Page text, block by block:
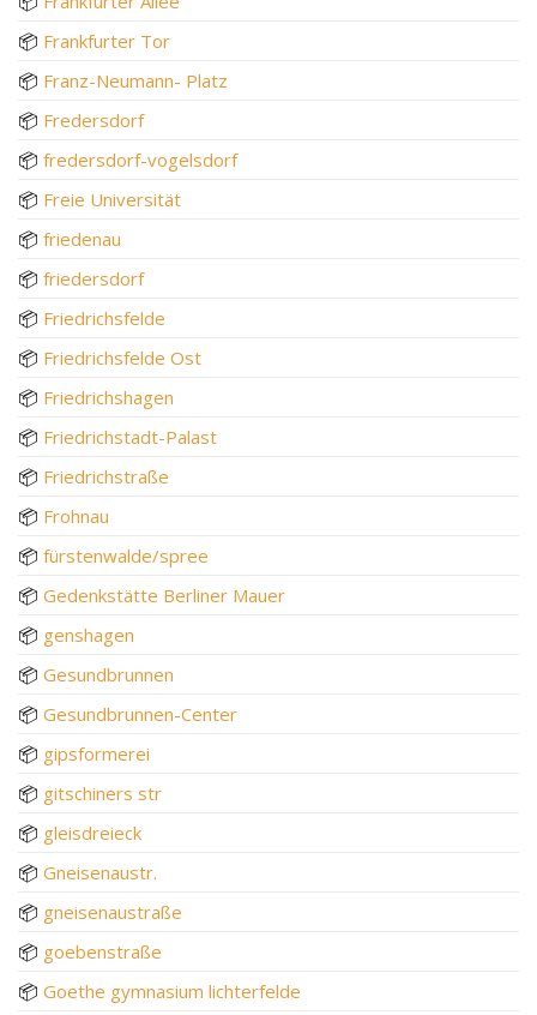
📦 Frankfurter Tor
📦 Franz-Neumann- Platz
📦 Fredersdorf
📦 fredersdorf-vogelsdorf
📦 Freie Universität
📦 friedenau
📦 friedersdorf
📦 Friedrichsfelde
📦 Friedrichsfelde Ost
📦 Friedrichshagen
📦 Friedrichstadt-Palast
📦 Friedrichstraße
📦 Frohnau
📦 fürstenwalde/spree
📦 Gedenkstätte Berliner Mauer
📦 genshagen
📦 Gesundbrunnen
📦 Gesundbrunnen-Center
📦 gipsformerei
📦 gitschiners str
📦 gleisdreieck
📦 Gneisenaustr.
📦 gneisenaustraße
📦 goebenstraße
📦 Goethe gymnasium lichterfelde